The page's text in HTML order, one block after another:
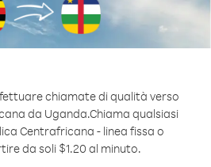
chiamate di qualità verso
da Uganda.Chiama qualsiasi
Centrafricana - linea fissa o
da soli $1.20 al minuto.